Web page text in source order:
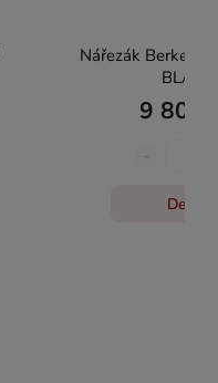
Nářezák Berkel
BLACK
9 800
Detail